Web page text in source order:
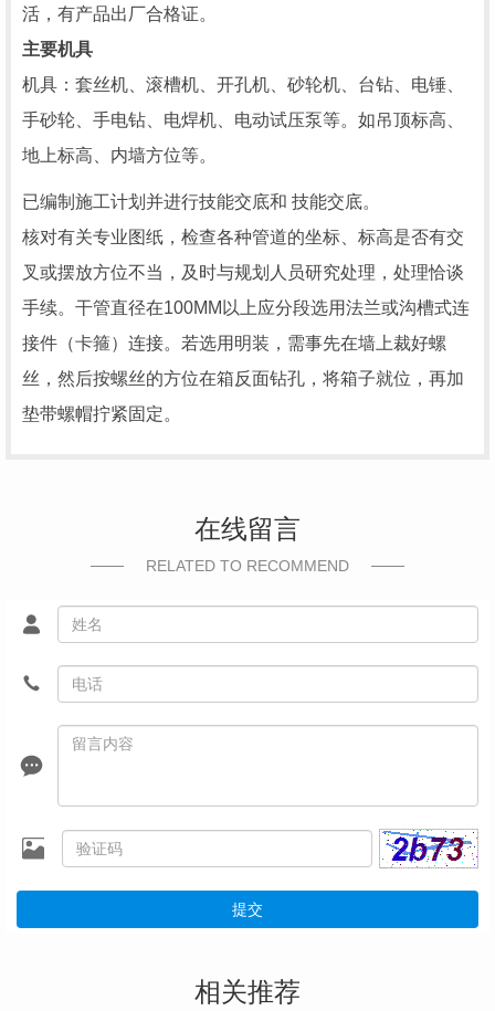
活，有产品出厂合格证。
主要机具
机具：套丝机、滚槽机、开孔机、砂轮机、台钻、电锤、
手砂轮、手电钻、电焊机、电动试压泵等。如吊顶标高、
地上标高、内墙方位等。
已编制施工计划并进行技能交底和 技能交底。
核对有关专业图纸，检查各种管道的坐标、标高是否有交
叉或摆放方位不当，及时与规划人员研究处理，处理恰谈
手续。干管直径在100MM以上应分段选用法兰或沟槽式连
接件（卡箍）连接。若选用明装，需事先在墙上裁好螺
丝，然后按螺丝的方位在箱反面钻孔，将箱子就位，再加
垫带螺帽拧紧固定。
在线留言
RELATED TO RECOMMEND
提交
相关推荐